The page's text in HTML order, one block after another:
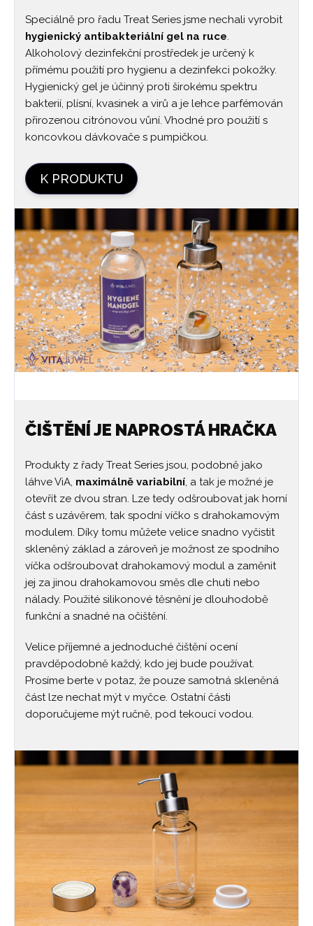
Speciálně pro řadu Treat Series jsme nechali vyrobit
hygienický antibakteriální gel na ruce.
Alkoholový dezinfekční prostředek je určený k
přímému použití pro hygienu a dezinfekci pokožky.
Hygienický gel je účinný proti širokému spektru
bakterií, plísní, kvasinek a virů a je lehce parfémován
přirozenou citrónovou vůní. Vhodné pro použití s
koncovkou dávkovače s pumpičkou.
K PRODUKTU
ČIŠTĚNÍ JE NAPROSTÁ HRAČKA
Produkty z řady Treat Series jsou, podobně jako
láhve ViA, maximálně variabilní, a tak je možné je
otevřít ze dvou stran. Lze tedy odšroubovat jak horní
část s uzávěrem, tak spodní víčko s drahokamovým
modulem. Díky tomu můžete velice snadno vyčistit
skleněný základ a zároveň je možnost ze spodního
víčka odšroubovat drahokamový modul a zaměnit
jej za jinou drahokamovou směs dle chuti nebo
nálady. Použité silikonové těsnění je dlouhodobě
funkční a snadné na očištění.
Velice příjemné a jednoduché čištění ocení
pravděpodobně každý, kdo jej bude používat.
Prosíme berte v potaz, že pouze samotná skleněná
část lze nechat mýt v myčce. Ostatní části
doporučujeme mýt ručně, pod tekoucí vodou.